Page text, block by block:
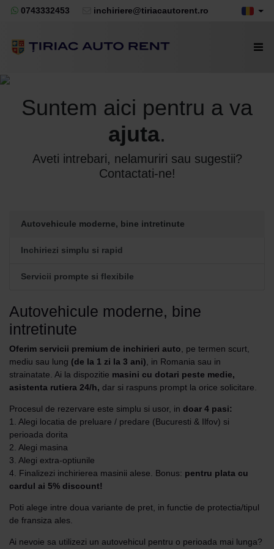
0743332453 inchiriere@tiriacautorent.ro
Suntem aici pentru a va
ajuta.
Aveti intrebari, nelamuriri sau sugestii?
Contactati-ne!
Autovehicule moderne, bine intretinute
Inchiriezi simplu si rapid
Servicii prompte si flexibile
Autovehicule moderne, bine
intretinute
Oferim servicii premium de inchirieri auto , pe termen scurt,
mediu sau lung (de la 1 zi la 3 ani) , in Romania sau in
strainatate. Ai la dispozitie masini cu dotari peste medie,
asistenta rutiera 24/h, dar si raspuns prompt la orice solicitare.
Procesul de rezervare este simplu si usor, in doar 4 pasi:
1. Alegi locatia de preluare / predare (Bucuresti & Ilfov) si
perioada dorita
2. Alegi masina
3. Alegi extra-optiunile
4. Finalizezi inchirierea masinii alese. Bonus: pentru plata cu
cardul ai 5% discount!
Poti alege intre doua variante de pret, in functie de protectia/tipul
de fransiza ales.
Ai nevoie sa utilizezi un autovehicul pentru o perioada mai lunga?